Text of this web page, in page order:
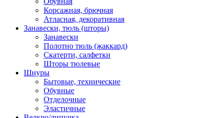
Корсажная, брючная
Атласная, декоративная
Занавески, тюль (шторы)
Занавески
Полотно тюль (жаккард)
Скатерти, салфетки
Шторы тюлевые
Шнуры
Бытовые, технические
Обувные
Отделочные
Эластичные